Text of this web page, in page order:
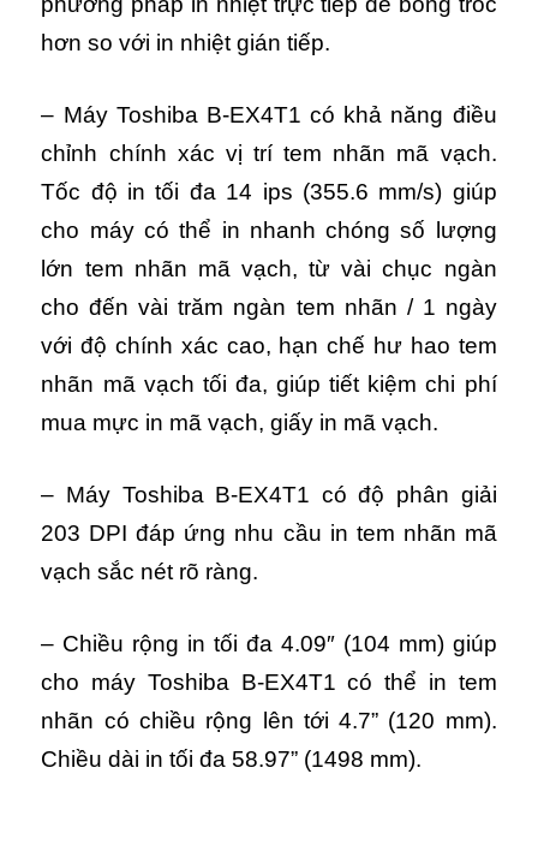
hơn so với in nhiệt gián tiếp.
– Máy Toshiba B-EX4T1 có khả năng điều
chỉnh chính xác vị trí tem nhãn mã vạch.
Tốc độ in tối đa 14 ips (355.6 mm/s) giúp
cho máy có thể in nhanh chóng số lượng
lớn tem nhãn mã vạch, từ vài chục ngàn
cho đến vài trăm ngàn tem nhãn / 1 ngày
với độ chính xác cao, hạn chế hư hao tem
nhãn mã vạch tối đa, giúp tiết kiệm chi phí
mua mực in mã vạch, giấy in mã vạch.
– Máy Toshiba B-EX4T1 có độ phân giải
203 DPI đáp ứng nhu cầu in tem nhãn mã
vạch sắc nét rõ ràng.
– Chiều rộng in tối đa 4.09″ (104 mm) giúp
cho máy Toshiba B-EX4T1 có thể in tem
nhãn có chiều rộng lên tới 4.7” (120 mm).
Chiều dài in tối đa 58.97” (1498 mm).